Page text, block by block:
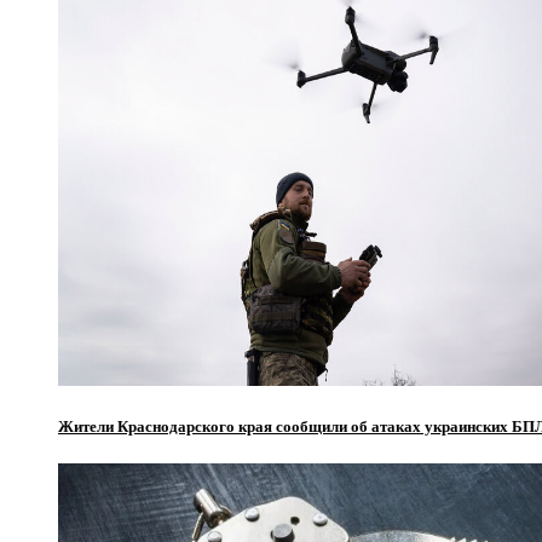
Жители Краснодарского края сообщили об атаках украинских